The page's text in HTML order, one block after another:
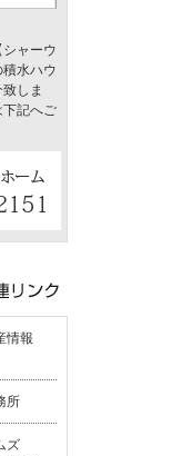
シャーウ
水ハウ
しま
下記へご
情報
所
ズ